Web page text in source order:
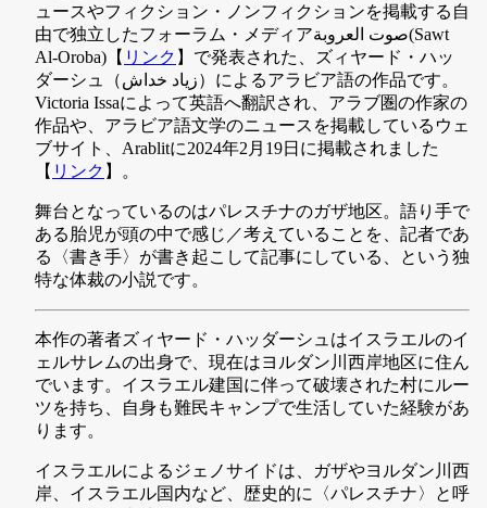
ュースやフィクション・ノンフィクションを掲載する自
由で独立したフォーラム・メディアصوت العروبة(Sawt
Al-Oroba)【 リンク 】で発表された、ズィヤード・ハッ
ダーシュ（زياد خداش）によるアラビア語の作品です。
Victoria Issaによって英語へ翻訳され、アラブ圏の作家の
作品や、アラビア語文学のニュースを掲載しているウェ
ブサイト、Arablitに2024年2月19日に掲載されました
【 リンク 】。
舞台となっているのはパレスチナのガザ地区。語り手で
ある胎児が頭の中で感じ／考えていることを、記者であ
る〈書き手〉が書き起こして記事にしている、という独
特な体裁の小説です。
本作の著者ズィヤード・ハッダーシュはイスラエルのイ
ェルサレムの出身で、現在はヨルダン川西岸地区に住ん
でいます。イスラエル建国に伴って破壊された村にルー
ツを持ち、自身も難民キャンプで生活していた経験があ
ります。
イスラエルによるジェノサイドは、ガザやヨルダン川西
岸、イスラエル国内など、歴史的に〈パレスチナ〉と呼